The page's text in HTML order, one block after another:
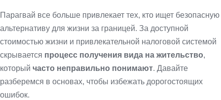
Парагвай все больше привлекает тех, кто ищет безопасную
альтернативу для жизни за границей. За доступной
стоимостью жизни и привлекательной налоговой системой
скрывается процесс получения вида на жительство,
который часто неправильно понимают. Давайте
разберемся в основах, чтобы избежать дорогостоящих
ошибок.